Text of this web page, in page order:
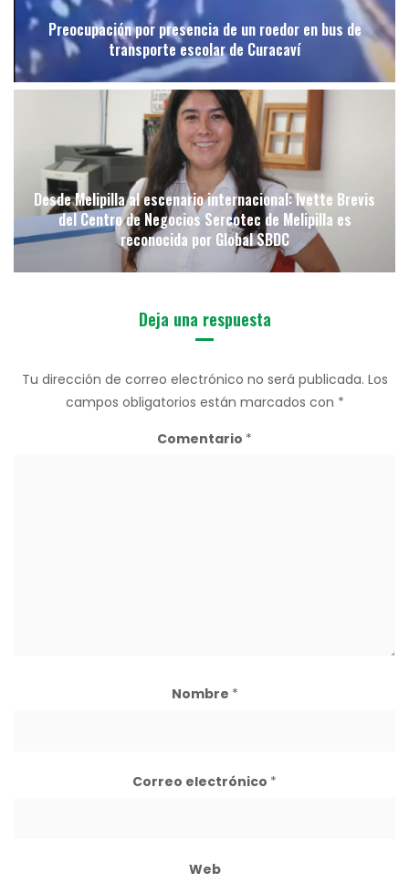
Preocupación por presencia de un roedor en bus de
transporte escolar de Curacaví
Desde Melipilla al escenario internacional: Ivette Brevis
del Centro de Negocios Sercotec de Melipilla es
reconocida por Global SBDC
Deja una respuesta
Tu dirección de correo electrónico no será publicada. Los
campos obligatorios están marcados con *
Comentario *
Nombre *
Correo electrónico *
Web